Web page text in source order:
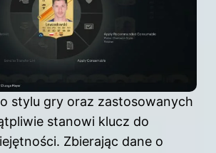
stylu gry oraz zastosowanych
stanowi klucz do
Zbierając dane o